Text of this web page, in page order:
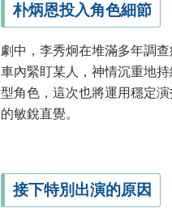
朴炳恩投入角色細節
劇中，李秀炯在堆滿多年調
車內緊盯某人，神情沉重地
型角色，這次也將運用穩定
的敏銳直覺。
接下特別出演的原因